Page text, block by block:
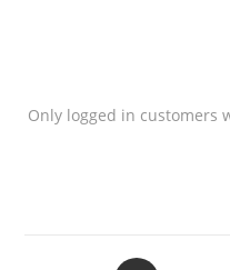
Only logged in customers